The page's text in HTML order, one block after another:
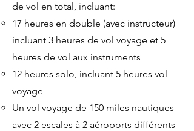
de vol en total, incluant:
17 heures en double (avec instructeur)
incluant 3 heures de vol voyage et 5
heures de vol aux instruments
12 heures solo, incluant 5 heures vol
voyage
Un vol voyage de 150 miles nautiques
avec 2 escales à 2 aéroports différents